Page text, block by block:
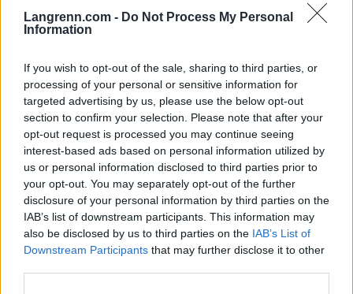
Langrenn.com - Do Not Process My Personal
Information
If you wish to opt-out of the sale, sharing to third parties, or
processing of your personal or sensitive information for
targeted advertising by us, please use the below opt-out
section to confirm your selection. Please note that after your
opt-out request is processed you may continue seeing
interest-based ads based on personal information utilized by
us or personal information disclosed to third parties prior to
your opt-out. You may separately opt-out of the further
disclosure of your personal information by third parties on the
IAB’s list of downstream participants. This information may
also be disclosed by us to third parties on the IAB’s List of
Downstream Participants that may further disclose it to other
under Tartu Maraton der Britta Johansson
Norgren og Emil Persson, Lager 157 Ski Team,
Under kommende Vasaloppsuker kommer Skigo-
gjengen til å befinne seg på Intersport i Mora og
Skidmacken i Sälen.
Før Vasaloppsveckan starter kommer Skigo med
følgende beskjed:
– Vi kommer til å arbeide hardt med
smøringstester og oppdatere smøringstipsene
kontinuerlig. Videre kommer vi til å selge